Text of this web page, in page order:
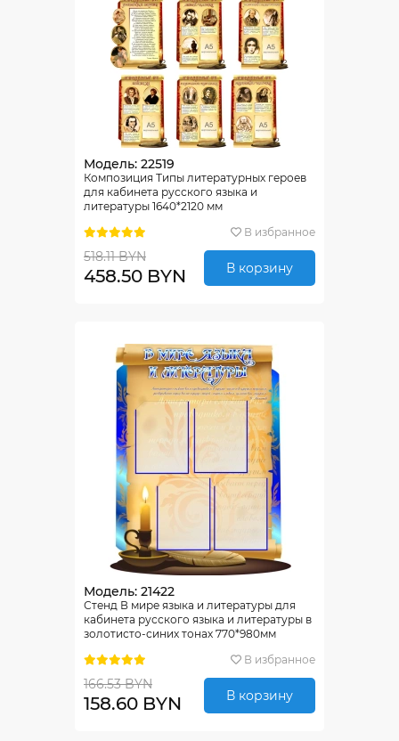
Модель: 22519
Композиция Типы литературных героев
для кабинета русского языка и
литературы 1640*2120 мм
В избранное
518.11 BYN
458.50 BYN В корзину
Модель: 21422
Стенд В мире языка и литературы для
кабинета русского языка и литературы в
золотисто-синих тонах 770*980мм
В избранное
166.53 BYN
158.60 BYN В корзину